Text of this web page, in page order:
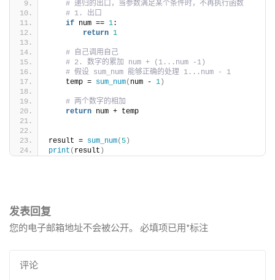
# 递归的出口，当参数满足某个条件时，不再执行函数
# 1. 出口
if num == 1:
return 1
# 自己调用自己
# 2. 数字的累加 num + (1...num -1)
# 假设 sum_num 能够正确的处理 1...num - 1
    temp =
sum_num( num - 1 )
# 两个数字的相加
return num + temp
result = sum_num( 5 )
print ( result )
发表回复
您的电子邮箱地址不会被公开。 必填项已用*标注